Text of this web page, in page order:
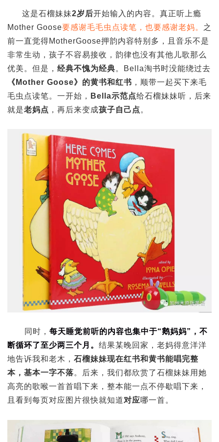
这是石榴妹妹2岁后开始输入的内容。真正听上瘾
Mother Goose要感谢毛毛虫点读笔，也要感谢老妈。 之
前一直觉得MotherGoose押韵内容特别多，且音乐不是
非常生动，孩子不容易接收，韵律也没有其他儿歌那么
优美。但是， 经典不愧为经典。Bella淘书时没能绕过去
《Mother Goose》的黄书和红书 ，顺带一起买下来毛
毛虫点读笔。一开始，
Bella示范点给石榴妹妹听，后来
就是老妈点 ，再后来变成孩子自己点 。
同时， 每天睡觉前听的内容也集中于“鹅妈妈”，不
断循环了至少两三个月。 结果某晚回家，老妈得意洋洋
地告诉我和老木， 石榴妹妹现在红书和黄书能唱完整
本，基本一字不落。后来，我们都欣赏了石榴妹妹用她
高亮的歌喉一首首唱下来，整本能一点不停歇唱下来，
且看到每页对应图片很快就知道对应哪一首。